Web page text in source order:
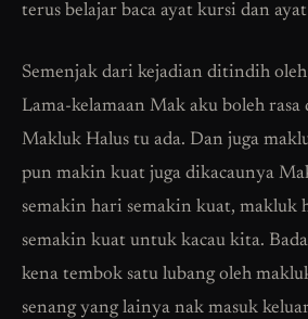
terus belajar baca ayat kursi dan
Semenjak dari kejadian ditindih
Lama-kelamaan Mak aku boleh rasa
Makluk Halus tu ada. Dan juga
pun makin kuat juga dikacaunya
semakin hari semakin kuat, makluk
semakin kuat untuk kacau kita.
kena tembok satu lubang oleh
senang yang lainya nak masuk